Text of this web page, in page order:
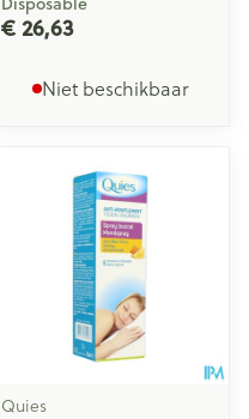
€ 26,63
Niet beschikbaar
Quies